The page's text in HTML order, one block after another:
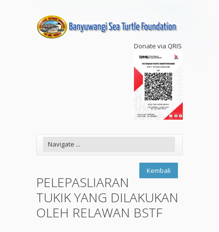
Donate via QRIS
Kembali
PELEPASLIARAN
TUKIK YANG DILAKUKAN
OLEH RELAWAN BSTF